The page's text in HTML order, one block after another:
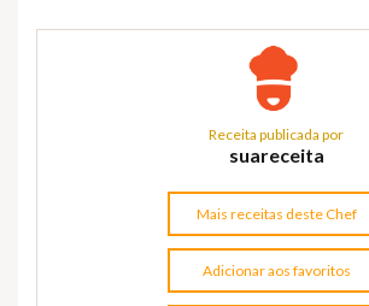
Receita publicada por
suareceita
Mais receitas deste Chef
Adicionar aos favoritos